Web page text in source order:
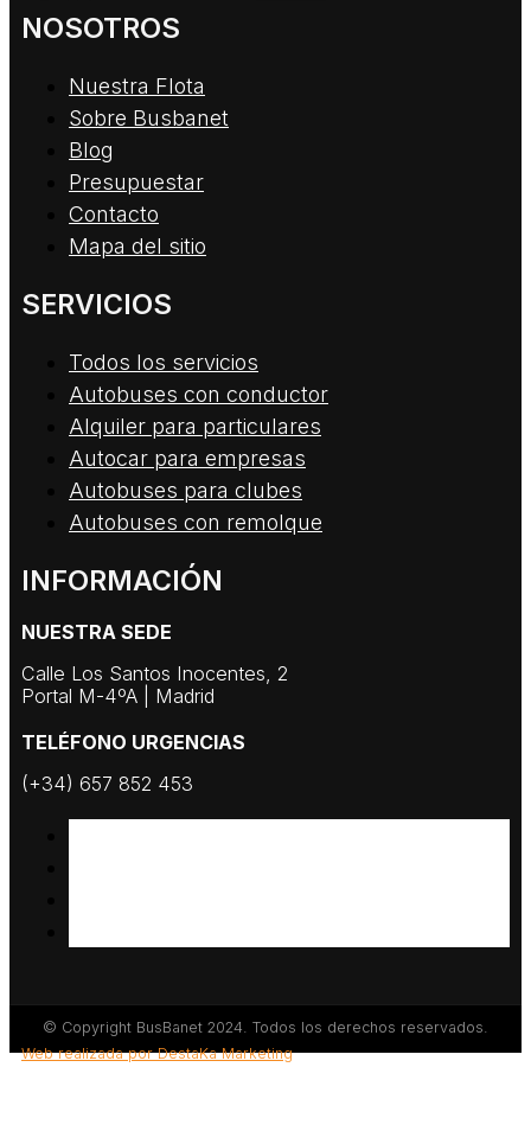
NOSOTROS
Nuestra Flota
Sobre Busbanet
Blog
Presupuestar
Contacto
Mapa del sitio
SERVICIOS
Todos los servicios
Autobuses con conductor
Alquiler para particulares
Autocar para empresas
Autobuses para clubes
Autobuses con remolque
INFORMACIÓN
NUESTRA SEDE
Calle Los Santos Inocentes, 2
Portal M-4ºA | Madrid
TELÉFONO URGENCIAS
(+34) 657 852 453
© Copyright BusBanet 2024. Todos los derechos reservados.
Web realizada por DestaKa Marketing